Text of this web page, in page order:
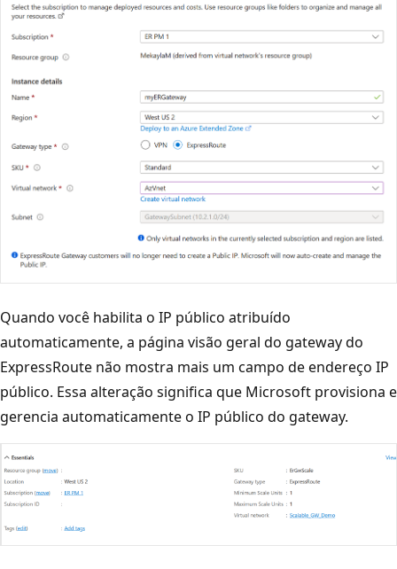
Quando você habilita o IP público atribuído
automaticamente, a página visão geral do gateway do
ExpressRoute não mostra mais um campo de endereço IP
público. Essa alteração significa que Microsoft provisiona e
gerencia automaticamente o IP público do gateway.